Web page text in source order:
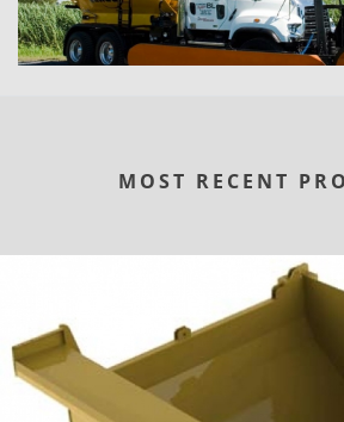
MOST RECENT